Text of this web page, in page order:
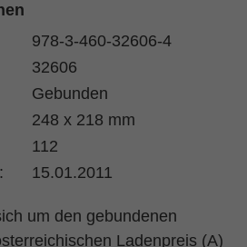
978-3-460-32606-4
32606
Gebunden
248 x 218 mm
112
15.01.2011
um den gebundenen
Ladenpreis (A)